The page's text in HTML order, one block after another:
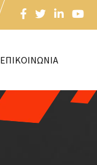
ΕΠΙΚΟΙΝΩΝΙΑ